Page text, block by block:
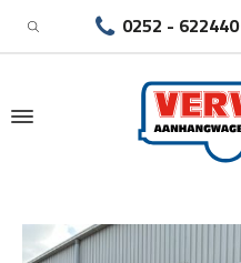
0252 - 622440